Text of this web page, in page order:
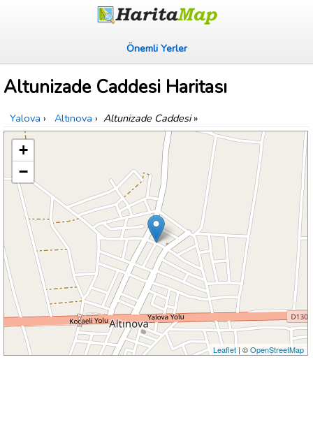
Önemli Yerler
Altunizade Caddesi Haritası
Yalova › Altınova › Altunizade Caddesi»
+
−
Leaflet| ©OpenStreetMap